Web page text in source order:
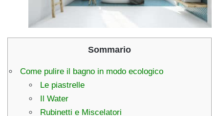
Sommario
Come pulire il bagno in modo ecologico
Le piastrelle
Il Water
Rubinetti e Miscelatori